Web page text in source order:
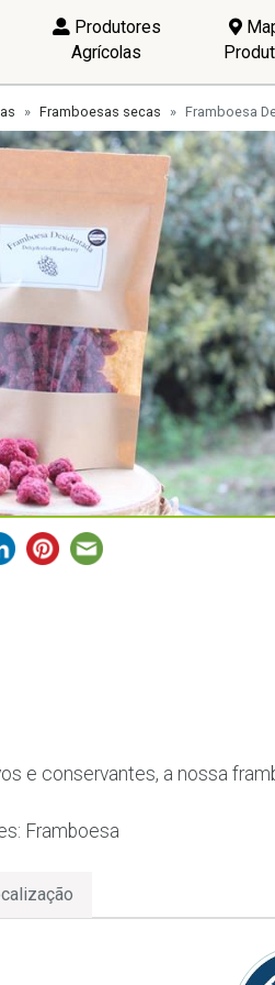
Produtores
Agrícolas
Framboesas secas Framboesa
e conservantes, a nossa
Framboesa